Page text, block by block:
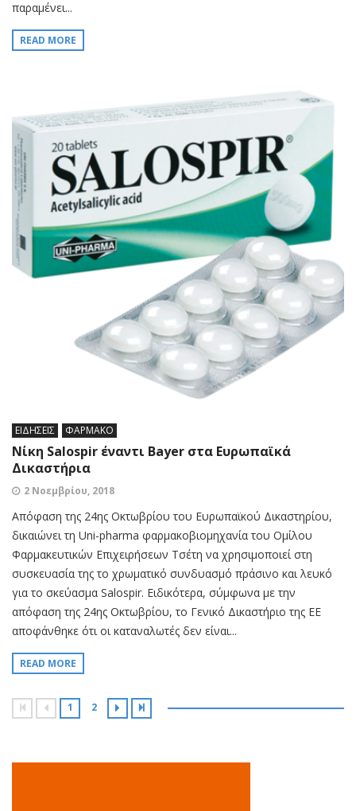
παραμένει...
READ MORE
ΕΙΔΗΣΕΙΣ ΦΑΡΜΑΚΟ
Νίκη Salospir έναντι Bayer στα Ευρωπαϊκά
Δικαστήρια
2 Νοεμβρίου, 2018
Απόφαση της 24ης Οκτωβρίου του Ευρωπαϊκού Δικαστηρίου,
δικαιώνει τη Uni-pharma φαρμακοβιομηχανία του Ομίλου
Φαρμακευτικών Επιχειρήσεων Τσέτη να χρησιμοποιεί στη
συσκευασία της το χρωματικό συνδυασμό πράσινο και λευκό
για το σκεύασμα Salospir. Ειδικότερα, σύμφωνα με την
απόφαση της 24ης Οκτωβρίου, το Γενικό Δικαστήριο της ΕΕ
αποφάνθηκε ότι οι καταναλωτές δεν είναι...
READ MORE
1 2